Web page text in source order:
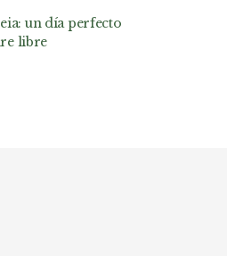
un día perfecto
libre